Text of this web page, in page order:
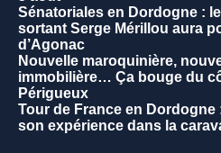
Sénatoriales en Dordogne :
sortant Serge Mérillou aura
d’Agonac
Nouvelle maroquinière,
immobilière… Ça bouge du
Périgueux
Tour de France en
son expérience dans la